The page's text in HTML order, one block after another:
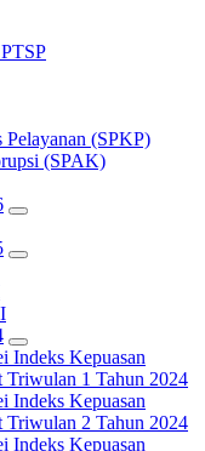
Pelayanan (SPKP)
(SPAK)
Indeks Kepuasan
Triwulan 1 Tahun 2024
Indeks Kepuasan
Triwulan 2 Tahun 2024
Indeks Kepuasan